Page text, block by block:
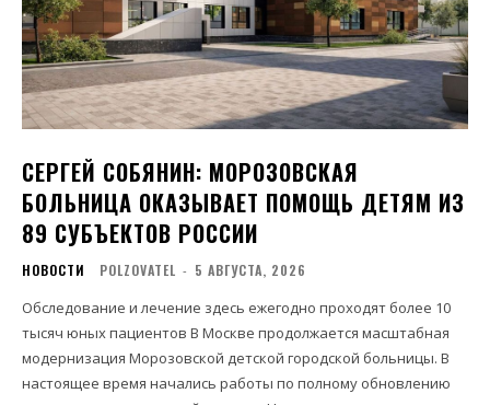
СЕРГЕЙ СОБЯНИН: МОРОЗОВСКАЯ
БОЛЬНИЦА ОКАЗЫВАЕТ ПОМОЩЬ ДЕТЯМ ИЗ
89 СУБЪЕКТОВ РОССИИ
НОВОСТИ POLZOVATEL - 5 АВГУСТА, 2026
Обследование и лечение здесь ежегодно проходят более 10
тысяч юных пациентов В Москве продолжается масштабная
модернизация Морозовской детской городской больницы. В
настоящее время начались работы по полному обновлению